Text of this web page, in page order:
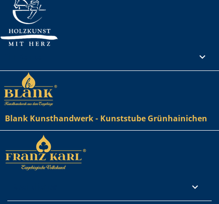

Blank Kunsthandwerk - Kunststube Grünhainichen
